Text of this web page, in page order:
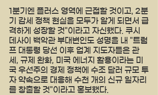
1분기엔 플러스 영역에 근접할 것이고, 2분
기 감세 정책 현실을 모두가 알게 되면서 급
격하게 성장할 것"이라고 자신했다. 쿠시
데사이 백악관 부대변인도 성명을 내 "트럼
프 대통령 당선 이후 업계 지도자들은 관
세, 규제 완화, 미국 에너지 활용이라는 미
국 우선주의 경제 정책에 수조 달러 규모 투
자 약속으로 대응해 수천 개의 신규 일자리
를 창출할 것"이라고 홍보했다.